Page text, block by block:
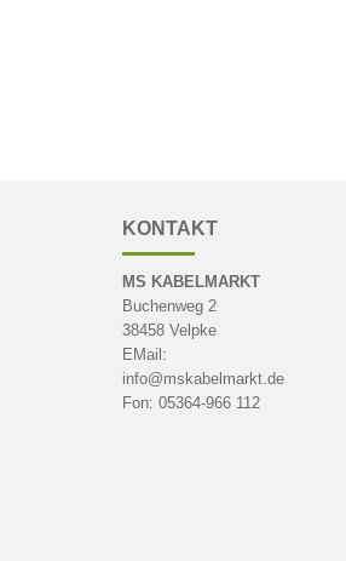
KONTAKT
MS KABELMARKT
Buchenweg 2
38458 Velpke
EMail:
info@mskabelmarkt.de
Fon: 05364-966 112